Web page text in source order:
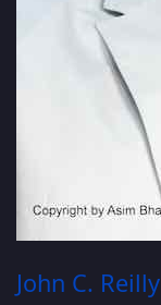
John C. Reilly